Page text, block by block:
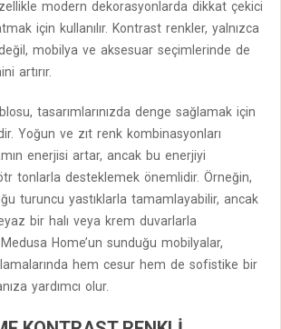
modern dekorasyonlarda dikkat çekici
için kullanılır. Kontrast renkler, yalnızca
mobilya ve aksesuar seçimlerinde de
artırır.
tasarımlarınızda denge sağlamak için
Yoğun ve zıt renk kombinasyonları
enerjisi artar, ancak bu enerjiyi
tonlarla desteklemek önemlidir. Örneğin,
turuncu yastıklarla tamamlayabilir, ancak
bir halı veya krem duvarlarla
Home’un sunduğu mobilyalar,
hem cesur hem de sofistike bir
yardımcı olur.